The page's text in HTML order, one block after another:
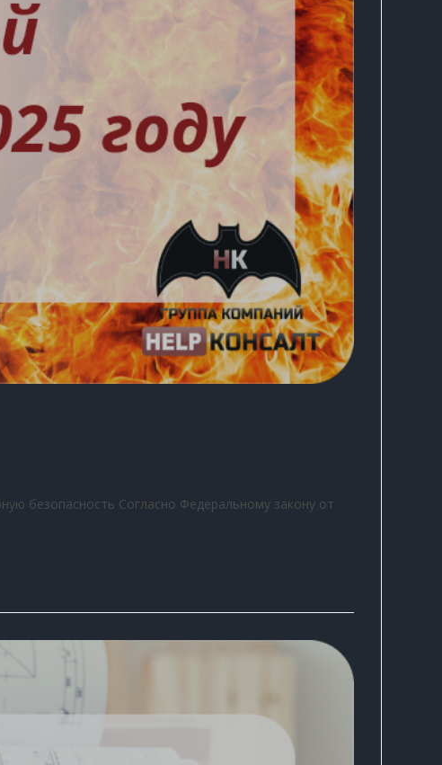
безопасность Согласно Федеральному закону от